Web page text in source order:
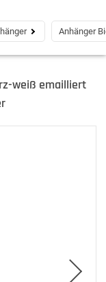
Anhänger
weiß emailliert